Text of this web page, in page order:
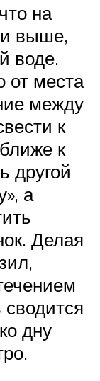
на
выше,
воде.
от места
между
к
к
другой
а
Делая
сводится
дну